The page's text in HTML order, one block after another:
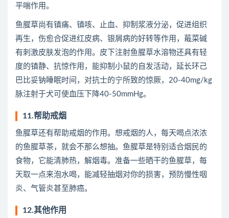
平喘作用。
鱼腥草尚有镇痛、镇咳、止血、抑制浆液分泌，促进组织
再生，伤愈合促进红皮病、银屑病的好转等作用，蕺菜碱
有刺激皮肤发泡的作用。皮下注射鱼腥草水溶物还具有轻
度的镇静、抗惊作用，能抑制小鼠的自发活动，延长环己
巴比妥钠睡眠时间，对抗士的宁所致的惊厥，20-40mg/kg
脉注射于犬可使血压下降40-50mmHg。
11.帮助戒烟
鱼腥草还有帮助戒烟的作用。想戒烟的人，每天喝点浓浓
的鱼腥草茶，就会不那么想抽。鱼腥草是特别适合烟民的
食物，它能清肺热，解烟毒。准备一些晒干的鱼腥草，每
天取一点来泡水喝，能减轻抽烟对你的损害，预防慢性咽
炎、气管炎甚至肺癌。
12.其他作用